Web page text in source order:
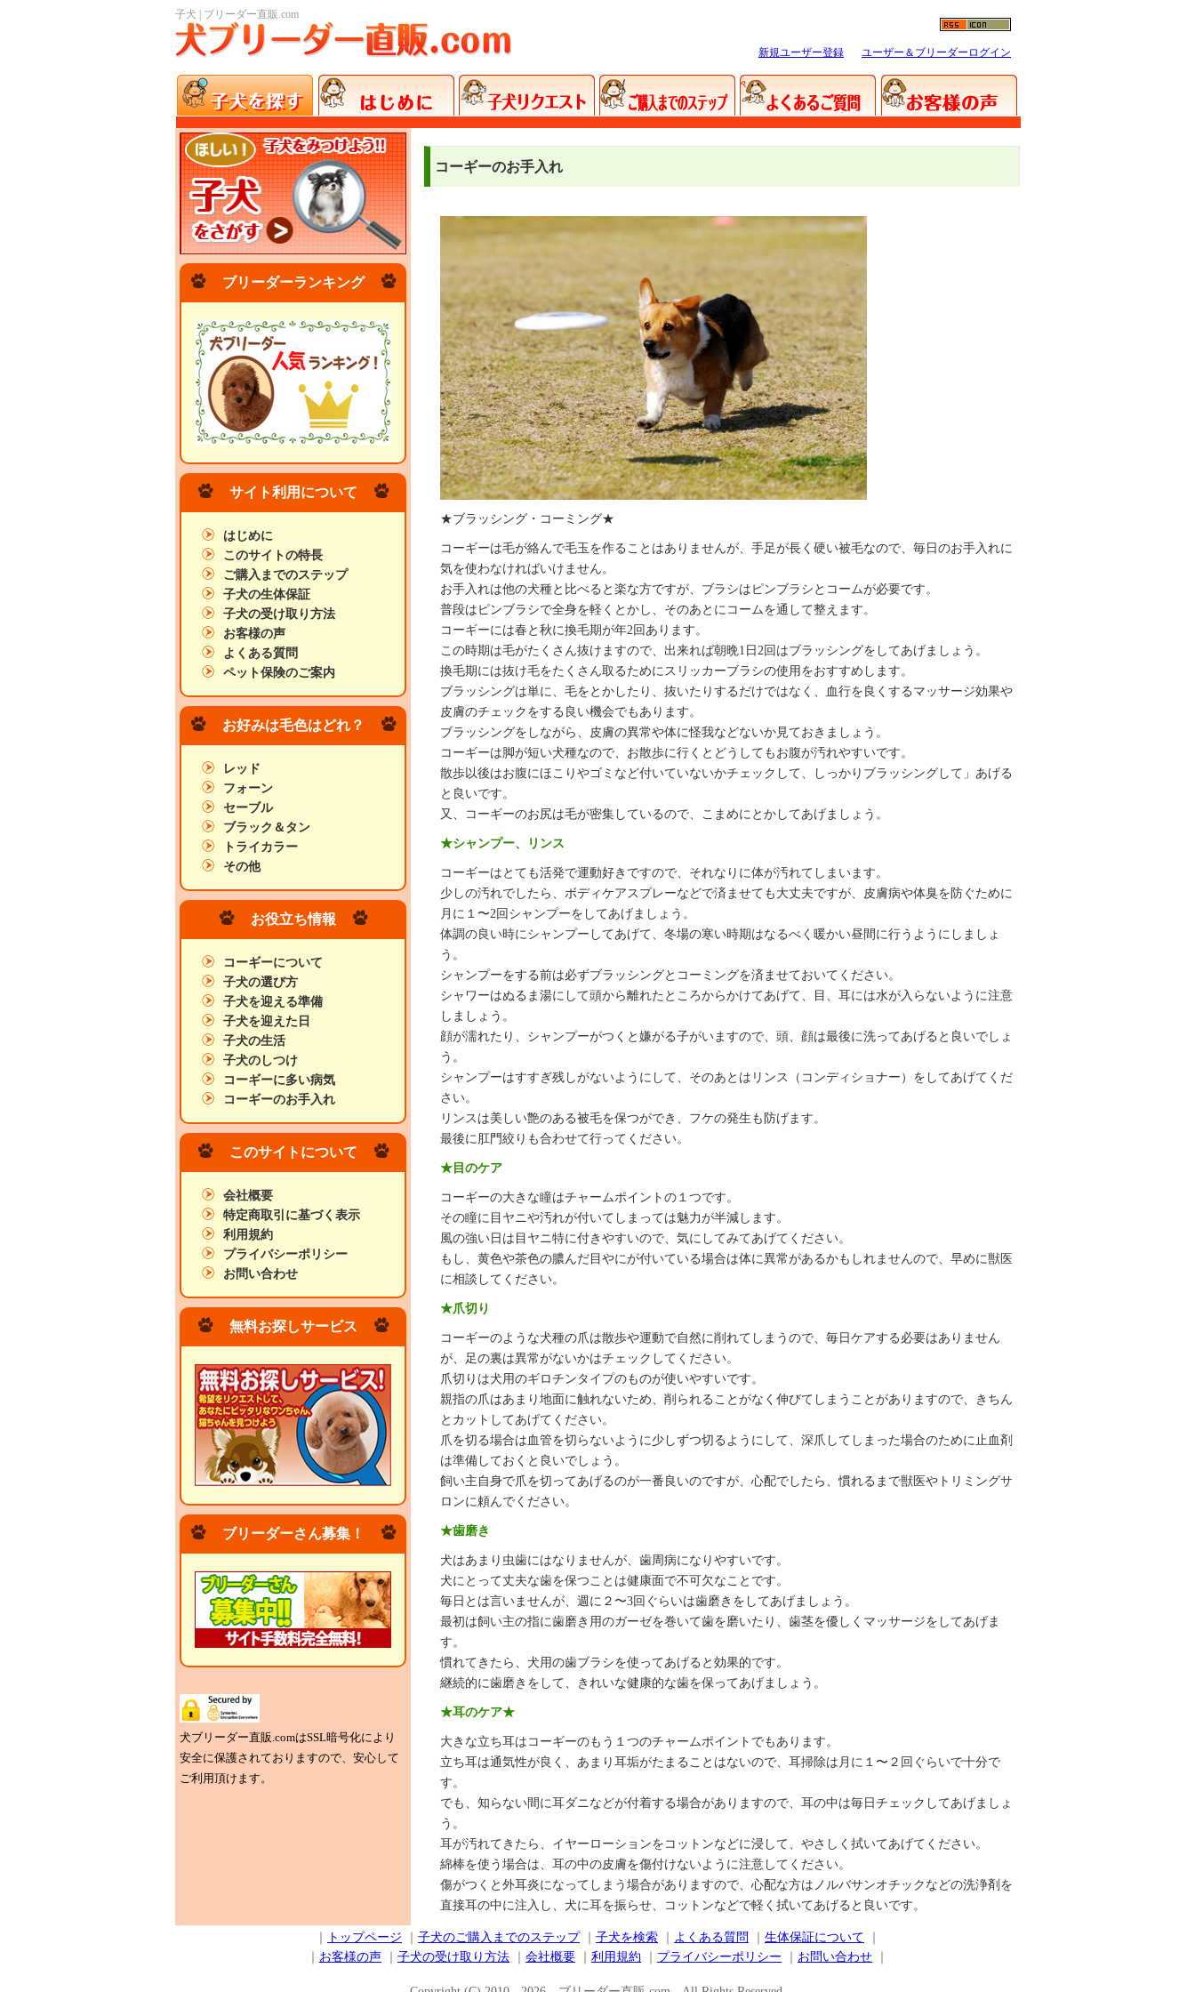
子犬 | ブリーダー直販.com
新規ユーザー登録 ユーザー＆ブリーダーログイン
コーギーのお手入れ
★ブラッシング・コーミング★
コーギーは毛が絡んで毛玉を作ることはありませんが、手足が長く硬い被毛なので、毎日のお手入れに
気を使わなければいけません。
お手入れは他の犬種と比べると楽な方ですが、ブラシはピンブラシとコームが必要です。
普段はピンブラシで全身を軽くとかし、そのあとにコームを通して整えます。
コーギーには春と秋に換毛期が年2回あります。
この時期は毛がたくさん抜けますので、出来れば朝晩1日2回はブラッシングをしてあげましょう。
換毛期には抜け毛をたくさん取るためにスリッカーブラシの使用をおすすめします。
ブラッシングは単に、毛をとかしたり、抜いたりするだけではなく、血行を良くするマッサージ効果や
皮膚のチェックをする良い機会でもあります。
ブラッシングをしながら、皮膚の異常や体に怪我などないか見ておきましょう。
コーギーは脚が短い犬種なので、お散歩に行くとどうしてもお腹が汚れやすいです。
散歩以後はお腹にほこりやゴミなど付いていないかチェックして、しっかりブラッシングして」あげる
と良いです。
又、コーギーのお尻は毛が密集しているので、こまめにとかしてあげましょう。
★シャンプー、リンス
コーギーはとても活発で運動好きですので、それなりに体が汚れてしまいます。
少しの汚れでしたら、ボディケアスプレーなどで済ませても大丈夫ですが、皮膚病や体臭を防ぐために
月に１〜2回シャンプーをしてあげましょう。
体調の良い時にシャンプーしてあげて、冬場の寒い時期はなるべく暖かい昼間に行うようにしましょ
う。
シャンプーをする前は必ずブラッシングとコーミングを済ませておいてください。
シャワーはぬるま湯にして頭から離れたところからかけてあげて、目、耳には水が入らないように注意
しましょう。
顔が濡れたり、シャンプーがつくと嫌がる子がいますので、頭、顔は最後に洗ってあげると良いでしょ
う。
シャンプーはすすぎ残しがないようにして、そのあとはリンス（コンディショナー）をしてあげてくだ
さい。
リンスは美しい艶のある被毛を保つができ、フケの発生も防げます。
最後に肛門絞りも合わせて行ってください。
★目のケア
コーギーの大きな瞳はチャームポイントの１つです。
その瞳に目ヤニや汚れが付いてしまっては魅力が半減します。
風の強い日は目ヤニ特に付きやすいので、気にしてみてあげてください。
もし、黄色や茶色の膿んだ目やにが付いている場合は体に異常があるかもしれませんので、早めに獣医
に相談してください。
★爪切り
コーギーのような犬種の爪は散歩や運動で自然に削れてしまうので、毎日ケアする必要はありません
が、足の裏は異常がないかはチェックしてください。
爪切りは犬用のギロチンタイプのものが使いやすいです。
親指の爪はあまり地面に触れないため、削られることがなく伸びてしまうことがありますので、きちん
とカットしてあげてください。
爪を切る場合は血管を切らないように少しずつ切るようにして、深爪してしまった場合のために止血剤
は準備しておくと良いでしょう。
飼い主自身で爪を切ってあげるのが一番良いのですが、心配でしたら、慣れるまで獣医やトリミングサ
ロンに頼んでください。
★歯磨き
犬はあまり虫歯にはなりませんが、歯周病になりやすいです。
犬にとって丈夫な歯を保つことは健康面で不可欠なことです。
毎日とは言いませんが、週に２〜3回ぐらいは歯磨きをしてあげましょう。
最初は飼い主の指に歯磨き用のガーゼを巻いて歯を磨いたり、歯茎を優しくマッサージをしてあげま
す。
慣れてきたら、犬用の歯ブラシを使ってあげると効果的です。
継続的に歯磨きをして、きれいな健康的な歯を保ってあげましょう。
★耳のケア★
大きな立ち耳はコーギーのもう１つのチャームポイントでもあります。
立ち耳は通気性が良く、あまり耳垢がたまることはないので、耳掃除は月に１〜２回ぐらいで十分で
す。
でも、知らない間に耳ダニなどが付着する場合がありますので、耳の中は毎日チェックしてあげましょ
う。
耳が汚れてきたら、イヤーローションをコットンなどに浸して、やさしく拭いてあげてください。
綿棒を使う場合は、耳の中の皮膚を傷付けないように注意してください。
傷がつくと外耳炎になってしまう場合がありますので、心配な方はノルバサンオチックなどの洗浄剤を
直接耳の中に注入し、犬に耳を振らせ、コットンなどで軽く拭いてあげると良いです。
ブリーダーランキング
サイト利用について
はじめに
このサイトの特長
ご購入までのステップ
子犬の生体保証
子犬の受け取り方法
お客様の声
よくある質問
ペット保険のご案内
お好みは毛色はどれ？
レッド
フォーン
セーブル
ブラック＆タン
トライカラー
その他
お役立ち情報
コーギーについて
子犬の選び方
子犬を迎える準備
子犬を迎えた日
子犬の生活
子犬のしつけ
コーギーに多い病気
コーギーのお手入れ
このサイトについて
会社概要
特定商取引に基づく表示
利用規約
プライバシーポリシー
お問い合わせ
無料お探しサービス
ブリーダーさん募集！
犬ブリーダー直販.comはSSL暗号化により
安全に保護されておりますので、安心して
ご利用頂けます。
トップページ 子犬のご購入までのステップ｜ 子犬を検索 よくある質問 生体保証について
お客様の声 子犬の受け取り方法 会社概要 利用規約 プライバシーポリシー お問い合わせ